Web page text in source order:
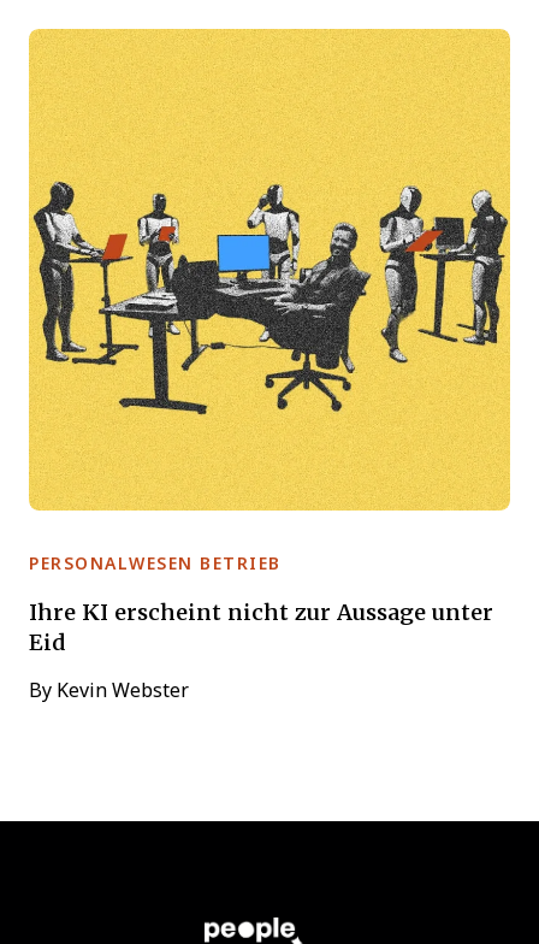
PERSONALWESEN BETRIEB
Ihre KI erscheint nicht zur Aussage unter
Eid
By Kevin Webster